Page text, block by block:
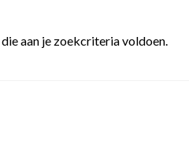
aan je zoekcriteria voldoen.